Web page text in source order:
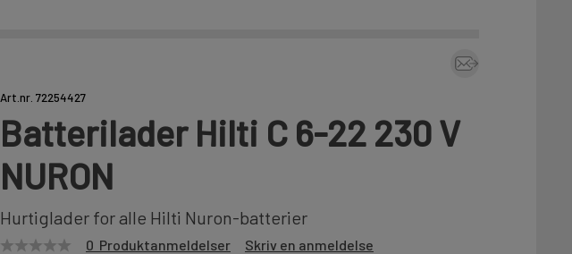
Art.nr. 72254427
Batterilader Hilti C 6-22 230 V
NURON
Hurtiglader for alle Hilti Nuron-batterier
0 Produktanmeldelser Skriv en anmeldelse